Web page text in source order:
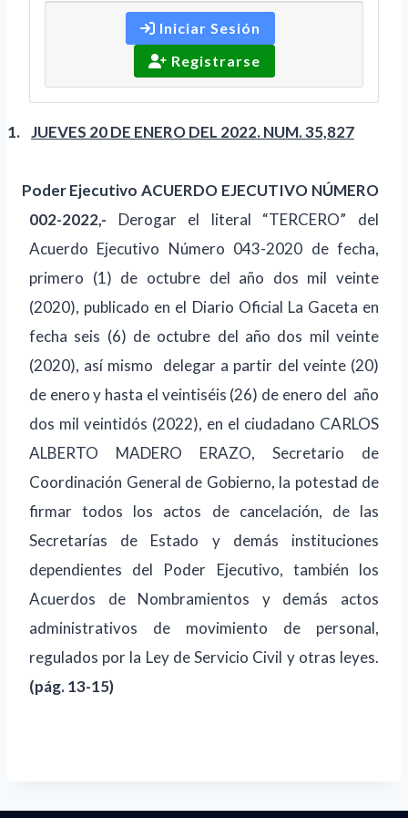
Iniciar Sesión
Registrarse
1. JUEVES 20 DE ENERO DEL 2022. NUM. 35,827
Poder Ejecutivo ACUERDO EJECUTIVO NÚMERO
002-2022,- Derogar el literal “TERCERO” del
Acuerdo Ejecutivo Número 043-2020 de fecha,
primero (1) de octubre del año dos mil veinte
(2020), publicado en el Diario Oficial La Gaceta en
fecha seis (6) de octubre del año dos mil veinte
(2020), así mismo
delegar a partir del veinte (20)
de enero y hasta el veintiséis (26) de enero del año
dos mil veintidós (2022), en el ciudadano CARLOS
ALBERTO MADERO ERAZO, Secretario de
Coordinación General de Gobierno, la potestad de
firmar todos los actos de cancelación, de las
Secretarías de Estado y demás instituciones
dependientes del Poder Ejecutivo, también los
Acuerdos de Nombramientos y demás actos
administrativos de movimiento de personal,
regulados por la Ley de Servicio Civil y otras leyes.
(pág. 13-15)